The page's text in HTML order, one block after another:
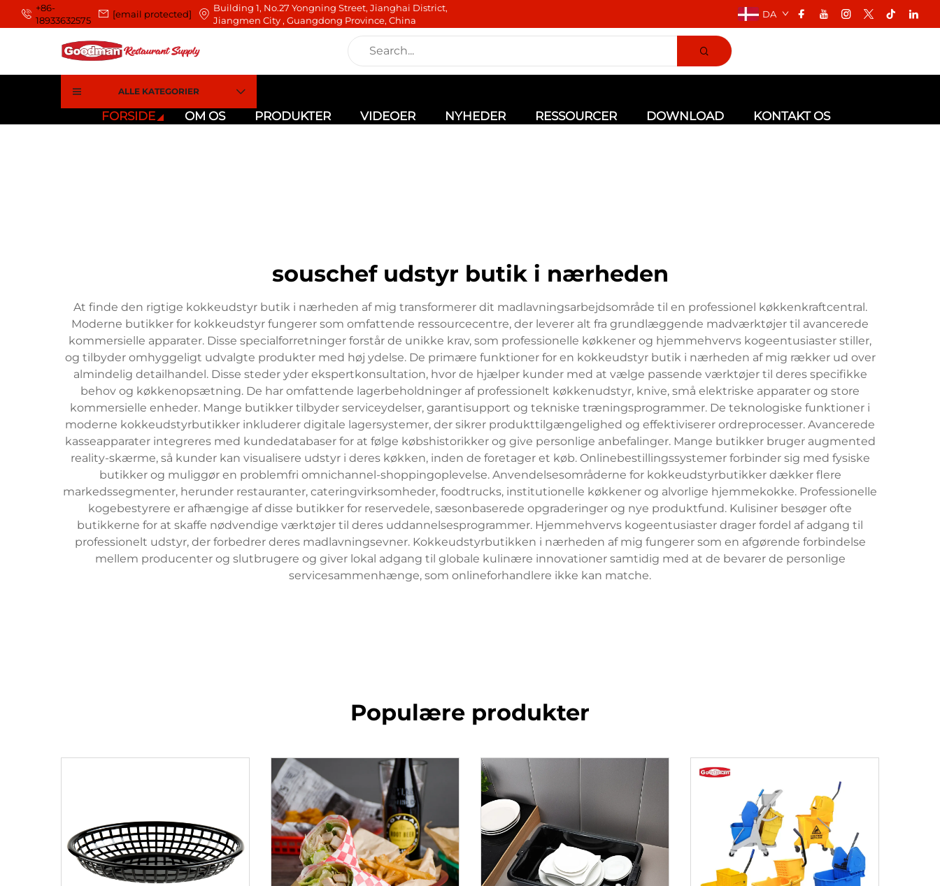
+86-
18933632575
[email protected]
Building 1, No.27 Yongning Street, Jianghai District,
Jiangmen City , Guangdong Province, China
DA
ALLE KATEGORIER
FORSIDE OM OS PRODUKTER VIDEOER NYHEDER RESSOURCER DOWNLOAD KONTAKT OS
souschef udstyr butik i nærheden
At finde den rigtige kokkeudstyr butik i nærheden af mig transformerer dit madlavningsarbejdsområde til en professionel køkkenkraftcentral.
Moderne butikker for kokkeudstyr fungerer som omfattende ressourcecentre, der leverer alt fra grundlæggende madværktøjer til avancerede
kommersielle apparater. Disse specialforretninger forstår de unikke krav, som professionelle køkkener og hjemmehvervs kogeentusiaster stiller,
og tilbyder omhyggeligt udvalgte produkter med høj ydelse. De primære funktioner for en kokkeudstyr butik i nærheden af mig rækker ud over
almindelig detailhandel. Disse steder yder ekspertkonsultation, hvor de hjælper kunder med at vælge passende værktøjer til deres specifikke
behov og køkkenopsætning. De har omfattende lagerbeholdninger af professionelt køkkenudstyr, knive, små elektriske apparater og store
kommersielle enheder. Mange butikker tilbyder serviceydelser, garantisupport og tekniske træningsprogrammer. De teknologiske funktioner i
moderne kokkeudstyrbutikker inkluderer digitale lagersystemer, der sikrer produkttilgængelighed og effektiviserer ordreprocesser. Avancerede
kasseapparater integreres med kundedatabaser for at følge købshistorikker og give personlige anbefalinger. Mange butikker bruger augmented
reality-skærme, så kunder kan visualisere udstyr i deres køkken, inden de foretager et køb. Onlinebestillingssystemer forbinder sig med fysiske
butikker og muliggør en problemfri omnichannel-shoppingoplevelse. Anvendelsesområderne for kokkeudstyrbutikker dækker flere
markedssegmenter, herunder restauranter, cateringvirksomheder, foodtrucks, institutionelle køkkener og alvorlige hjemmekokke. Professionelle
kogebestyrere er afhængige af disse butikker for reservedele, sæsonbaserede opgraderinger og nye produktfund. Kulisiner besøger ofte
butikkerne for at skaffe nødvendige værktøjer til deres uddannelsesprogrammer. Hjemmehvervs kogeentusiaster drager fordel af adgang til
professionelt udstyr, der forbedrer deres madlavningsevner. Kokkeudstyrbutikken i nærheden af mig fungerer som en afgørende forbindelse
mellem producenter og slutbrugere og giver lokal adgang til globale kulinære innovationer samtidig med at de bevarer de personlige
servicesammenhænge, som onlineforhandlere ikke kan matche.
Populære produkter